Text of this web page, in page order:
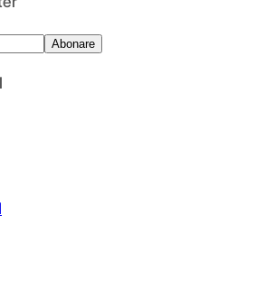
Abonare